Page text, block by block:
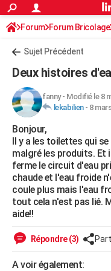
ACTUALITÉS
Politique
Société
Faits Divers
Education
Monde
Villes
+
FINANCE
Retraite
Impôts
Epargne
Immobilier
Risques naturels par ville
Banque
Assurance
Crédit
AUTO
Essais
Réserver un essai
Citadines
Berlines
SUV
Forum auto
+HIGH-TECH
Mobiles
Meilleur smartphone
Internet
Ordinateurs
Jeux vidéo
Guide high-tech
+BRICOLAGE
Forum
Aménagement intérieur
Extérieur
Cuisine
Salle de bains
Jardinage
Rangement
WEEK-END
Guides de France
Escapades
Patrimoine
Expositions
Musées
Week-end nature
LIFESTYLE
Art de vivre
Bien-être
Loisirs
Mode
Modes de vie
SANTE
VOYAGE
Forum Forum Bricolage
Sujet Précédent
Deux histoires
fanny- Modifié le 8
lekabilien- 8
Bonjour,
Il y a les toilettes qui
malgré les produits. Et
ferme le circuit d'eau
chaude et l'eau froide
coule plus mais l'eau
tout cela n'est pas lié.
aide!!
Répondre (3)
A voir également: